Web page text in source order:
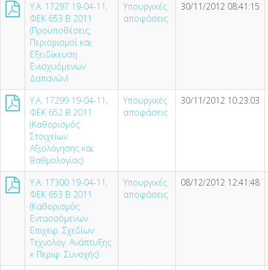
Υ.Α. 17297 19-04-11,
ΦΕΚ 653 Β 2011
(Προϋποθέσεις,
Περιορισμοί και
Εξειδίκευση
Ενισχυόμενων
Δαπανών)
Υπουργικές
αποφάσεις
30/11/2012 08:41:15
Υ.Α. 17299 19-04-11,
ΦΕΚ 652 Β 2011
(Καθορισμός
Στοιχείων
Αξιολόγησης και
Βαθμολογίας)
Υπουργικές
αποφάσεις
30/11/2012 10:23:03
Υ.Α. 17300 19-04-11,
ΦΕΚ 653 Β 2011
(Καθορισμός
Εντασσόμενων
Επιχειρ. Σχεδίων
Τεχνολογ. Ανάπτυξης
κ Περιφ. Συνοχής)
Υπουργικές
αποφάσεις
08/12/2012 12:41:48